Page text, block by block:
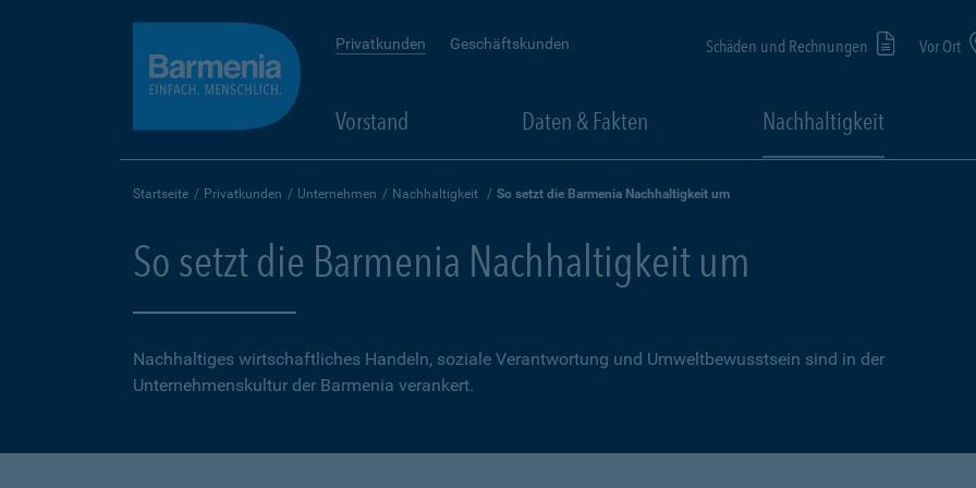
Privatkunden Geschäftskunden Schäden und Rechnungen Vor Ort
Vorstand Daten & Fakten Nachhaltigkeit
Startseite Privatkunden Unternehmen Nachhaltigkeit So setzt die Barmenia Nachhaltigkeit um
So setzt die Barmenia Nachhaltigkeit um
Nachhaltiges wirtschaftliches Handeln, soziale Verantwortung und Umweltbewusstsein sind in der
Unternehmenskultur der Barmenia verankert.